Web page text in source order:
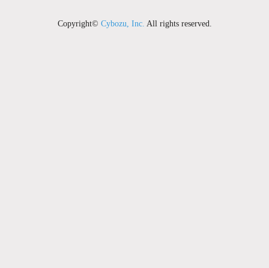
Copyright© Cybozu, Inc. All rights reserved.